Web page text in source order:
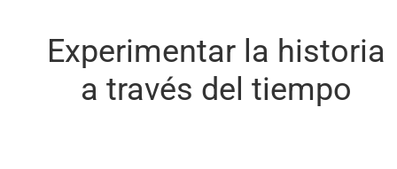
Experimentar la historia
a través del tiempo